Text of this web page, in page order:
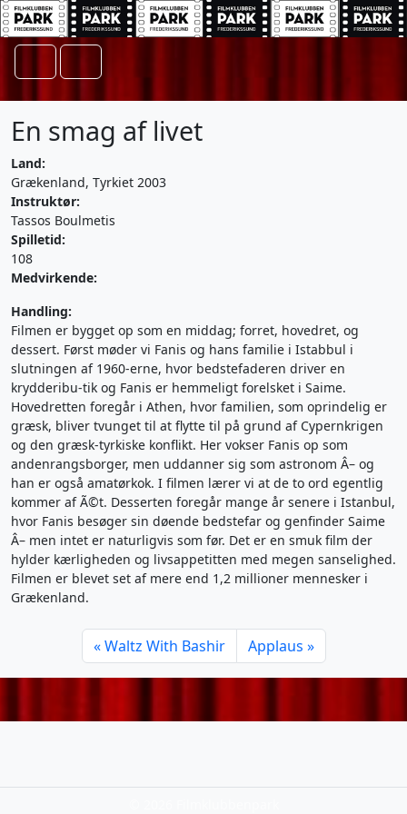
Skip to content
En smag af livet
Land:
Grækenland, Tyrkiet 2003
Instruktør:
Tassos Boulmetis
Spilletid:
108
Medvirkende:
Handling:
Filmen er bygget op som en middag; forret, hovedret, og
dessert. Først møder vi Fanis og hans familie i Istabbul i
slutningen af 1960-erne, hvor bedstefaderen driver en
krydderibu-tik og Fanis er hemmeligt forelsket i Saime.
Hovedretten foregår i Athen, hvor familien, som oprindelig er
græsk, bliver tvunget til at flytte til på grund af Cypernkrigen
og den græsk-tyrkiske konflikt. Her vokser Fanis op som
andenrangsborger, men uddanner sig som astronom Â– og
han er også amatørkok. I filmen lærer vi at de to ord egentlig
kommer af Ã©t. Desserten foregår mange år senere i Istanbul,
hvor Fanis besøger sin døende bedstefar og genfinder Saime
Â– men intet er naturligvis som før. Det er en smuk film der
hylder kærligheden og livsappetitten med megen sanselighed.
Filmen er blevet set af mere end 1,2 millioner mennesker i
Grækenland.
Waltz With Bashir Applaus